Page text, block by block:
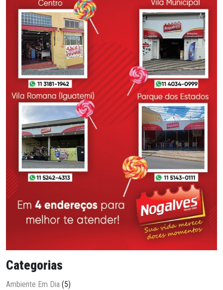
Categorias
Ambiente Em Dia (5)